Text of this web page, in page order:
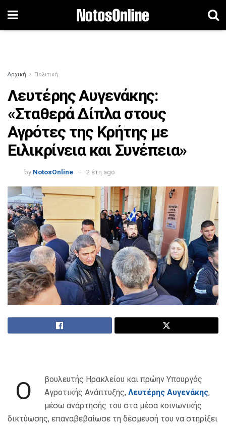
Αρχική Πολιτική
Λευτέρης Αυγενάκης:
«Σταθερά Δίπλα στους
Αγρότες της Κρήτης με
Ειλικρίνεια και Συνέπεια»
by NotosOnline 2 έτη ago
Ο
βουλευτής Ηρακλείου και πρώην Υπουργός
Αγροτικής Ανάπτυξης, Λευτέρης Αυγενάκης,
μέσω ανάρτησής του στα μέσα κοινωνικής
δικτύωσης, επαναβεβαίωσε τη δέσμευσή του να στηρίξει